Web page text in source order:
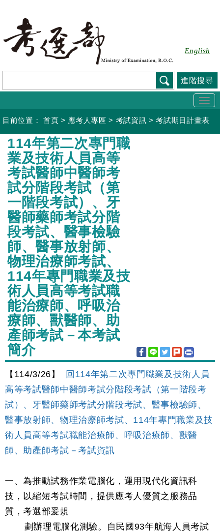
要
容
English
進階搜尋
目前位置： 首頁 > 應考人專區 > 考試資訊 >考試期日計畫表
:::
114年第二次專門職
業及技術人員高等
考試醫師中醫師考
試分階段考試（第
一階段考試）、牙
醫師藥師考試分階
段考試、醫事檢驗
師、醫事放射師、
物理治療師考試、
114年專門職業及技
術人員高等考試職
能治療師、呼吸治
療師、獸醫師、助
產師考試－本考試
簡介
【114/3/26】
回114年第二次專門職業及技術人員
高等考試醫師中醫師考試分階段考試（第一階段考
試）、牙醫師藥師考試分階段考試、醫事檢驗師、
醫事放射師、物理治療師考試、114年專門職業及技
術人員高等考試職能治療師、呼吸治療師、獸醫
師、助產師考試－考試資訊
一、為推動試務作業電腦化，運用現代化資訊科
技，以縮短考試時間，提供應考人優質之服務品
質，考選部爰規
劃辦理電腦化測驗。自民國93年航海人員考試